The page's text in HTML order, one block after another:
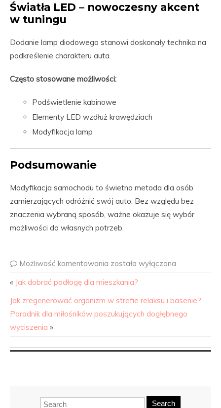
Światła LED – nowoczesny akcent
w tuningu
Dodanie lamp diodowego stanowi doskonały technika na
podkreślenie charakteru auta.
Często stosowane możliwości:
Podświetlenie kabinowe
Elementy LED wzdłuż krawędziach
Modyfikacja lamp
Podsumowanie
Modyfikacja samochodu to świetna metoda dla osób
zamierzających odróżnić swój auto. Bez względu bez
znaczenia wybraną sposób, ważne okazuje się wybór
możliwości do własnych potrzeb.
Możliwość komentowania została wyłączona
« Jak dobrać podłogę dla mieszkania?
Jak zregenerować organizm w strefie relaksu i basenie?
Poradnik dla miłośników poszukujących dogłębnego
wyciszenia »
Search